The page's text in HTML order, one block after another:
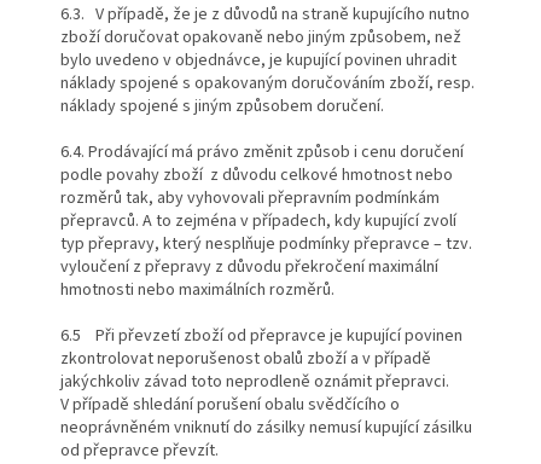
6.3. V případě, že je z důvodů na straně kupujícího nutno
zboží doručovat opakovaně nebo jiným způsobem, než
bylo uvedeno v objednávce, je kupující povinen uhradit
náklady spojené s opakovaným doručováním zboží, resp.
náklady spojené s jiným způsobem doručení.
6.4. Prodávající má právo změnit způsob i cenu doručení
podle povahy zboží z důvodu celkové hmotnost nebo
rozměrů tak, aby vyhovovali přepravním podmínkám
přepravců. A to zejména v případech, kdy kupující zvolí
typ přepravy, který nesplňuje podmínky přepravce – tzv.
vyloučení z přepravy z důvodu překročení maximální
hmotnosti nebo maximálních rozměrů.
6.5 Při převzetí zboží od přepravce je kupující povinen
zkontrolovat neporušenost obalů zboží a v případě
jakýchkoliv závad toto neprodleně oznámit přepravci.
V případě shledání porušení obalu svědčícího o
neoprávněném vniknutí do zásilky nemusí kupující zásilku
od přepravce převzít.